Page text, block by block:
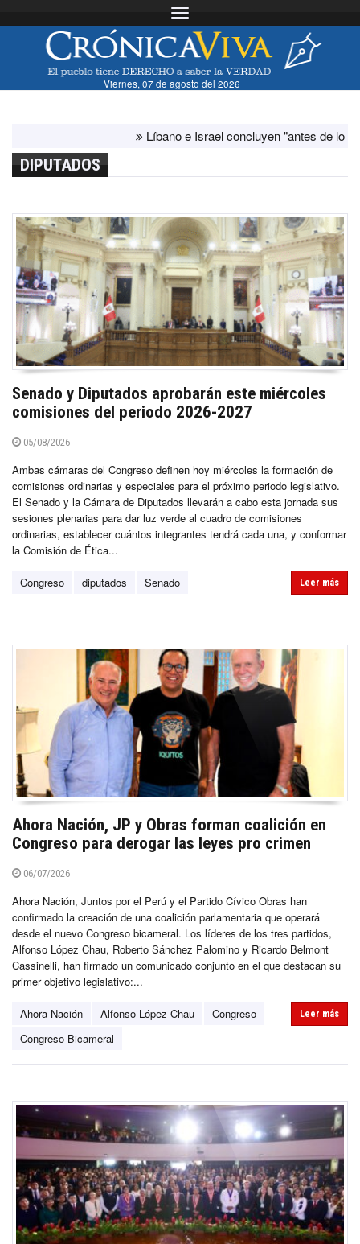
Toggle navigation
Viernes, 07 de agosto del 2026
Líbano e Israel concluyen "antes de lo
DIPUTADOS
Senado y Diputados aprobarán este miércoles
comisiones del periodo 2026-2027
05/08/2026
Ambas cámaras del Congreso definen hoy miércoles la formación de
comisiones ordinarias y especiales para el próximo periodo legislativo.
El Senado y la Cámara de Diputados llevarán a cabo esta jornada sus
sesiones plenarias para dar luz verde al cuadro de comisiones
ordinarias, establecer cuántos integrantes tendrá cada una, y conformar
la Comisión de Ética...
Congreso diputados Senado Leer más
Ahora Nación, JP y Obras forman coalición en
Congreso para derogar las leyes pro crimen
06/07/2026
Ahora Nación, Juntos por el Perú y el Partido Cívico Obras han
confirmado la creación de una coalición parlamentaria que operará
desde el nuevo Congreso bicameral. Los líderes de los tres partidos,
Alfonso López Chau, Roberto Sánchez Palomino y Ricardo Belmont
Cassinelli, han firmado un comunicado conjunto en el que destacan su
primer objetivo legislativo:...
Ahora Nación Alfonso López Chau
Congreso
Congreso Bicameral
Leer más